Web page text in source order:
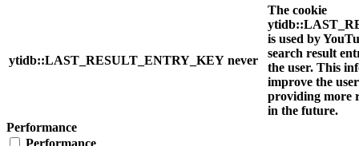
ytidb::LAST_RESULT_ENTRY_KEY never
The cookie
is used by
search result
the user. This
improve the
providing more
in the future.
Performance
Performance